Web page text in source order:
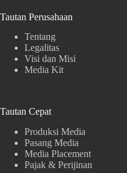
Tautan Perusahaan
Tentang
Legalitas
Visi dan Misi
Media Kit
Tautan Cepat
Produksi Media
Pasang Media
Media Placement
Pajak & Perijinan